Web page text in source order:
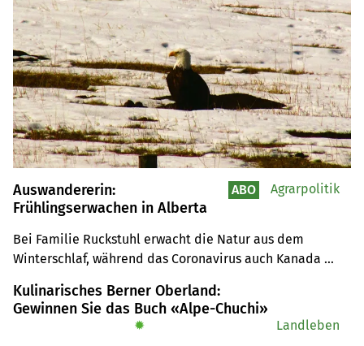
Auswandererin:
Frühlingserwachen in Alberta
Bei Familie Ruckstuhl erwacht die Natur aus dem
Winterschlaf, während das Coronavirus auch Kanada
ABO Agrarpolitik
Kulinarisches Berner Oberland:
Gewinnen Sie das Buch «Alpe-Chuchi»
✹ Landleben